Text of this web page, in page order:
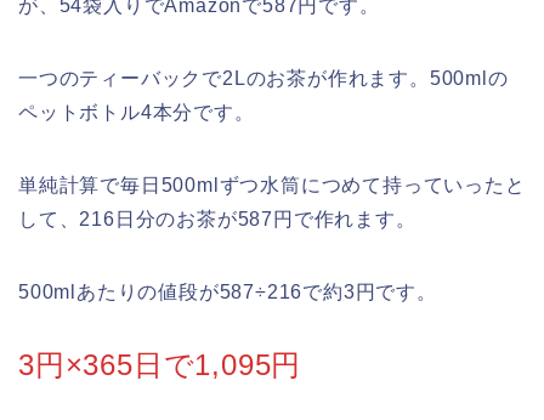
が、54袋入りでAmazonで587円です。
一つのティーバックで2Lのお茶が作れます。500mlの
ペットボトル4本分です。
単純計算で毎日500mlずつ水筒につめて持っていったと
して、216日分のお茶が587円で作れます。
500mlあたりの値段が587÷216で約3円です。
3円×365日で1,095円